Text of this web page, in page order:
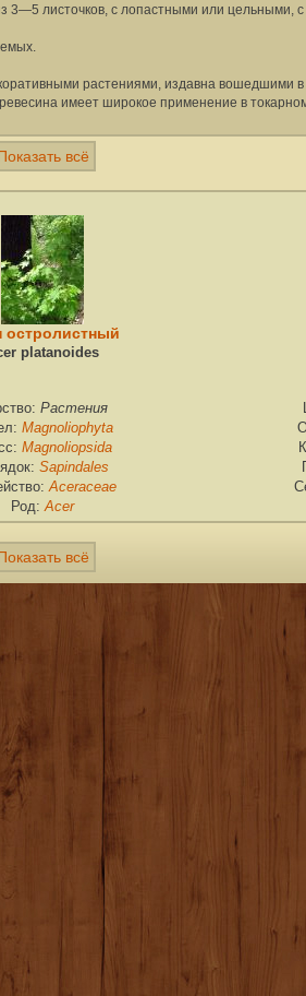
листочков, с лопастными или цельными,
растениями, издавна вошедшими в
имеет широкое применение в
Показать всё
остролистный
platanoides
Растения
Magnoliophyta
Magnoliopsida
Sapindales
Aceraceae
Род:Acer
Показать всё